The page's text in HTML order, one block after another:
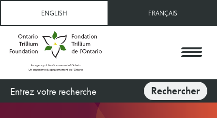
principal
ENGLISH FRANÇAIS
Rechercher Rechercher